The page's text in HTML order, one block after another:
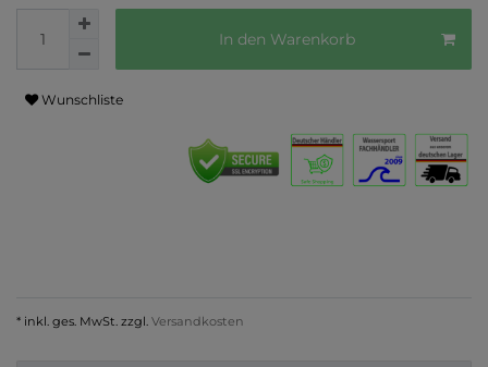
In den Warenkorb
Wunschliste
* inkl. ges. MwSt. zzgl. Versandkosten